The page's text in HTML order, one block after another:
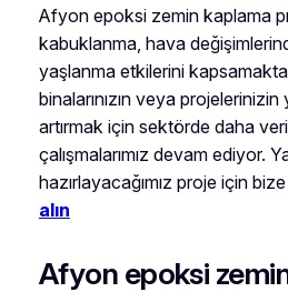
Afyon epoksi zemin kaplama
kabuklanma, hava
yaşlanma etkilerini
binalarınızın veya projelerinizin
artırmak için sektörde daha
çalışmalarımız devam ediyor.
hazırlayacağımız proje için
alın
Afyon epoksi